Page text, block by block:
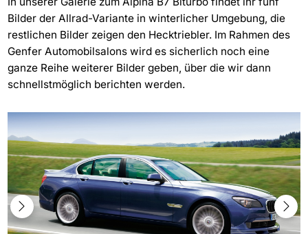
Bilder der Allrad-Variante in winterlicher Umgebung, die
restlichen Bilder zeigen den Hecktriebler. Im Rahmen des
Genfer Automobilsalons wird es sicherlich noch eine
ganze Reihe weiterer Bilder geben, über die wir dann
schnellstmöglich berichten werden.